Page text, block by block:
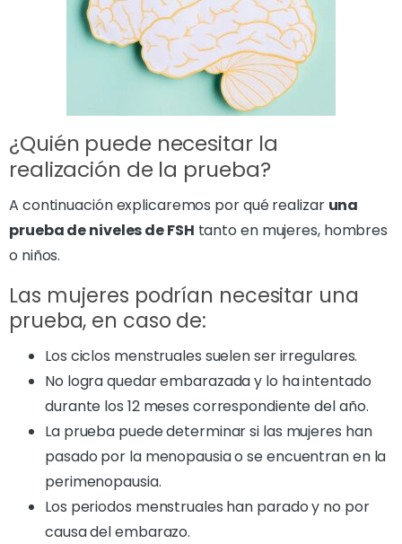
¿Quién puede necesitar la
realización de la prueba?
A continuación explicaremos por qué realizar una
prueba de niveles de FSH tanto en mujeres, hombres
o niños.
Las mujeres podrían necesitar una
prueba, en caso de:
Los ciclos menstruales suelen ser irregulares.
No logra quedar embarazada y lo ha intentado
durante los 12 meses correspondiente del año.
La prueba puede determinar si las mujeres han
pasado por la menopausia o se encuentran en la
perimenopausia.
Los periodos menstruales han parado y no por
causa del embarazo.